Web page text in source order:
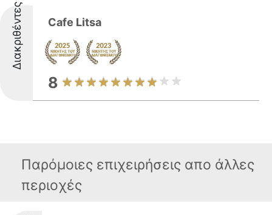
Διακριθέντες Cafe Litsa
8
Παρόμοιες επιχειρήσεις απο άλλες
περιοχές